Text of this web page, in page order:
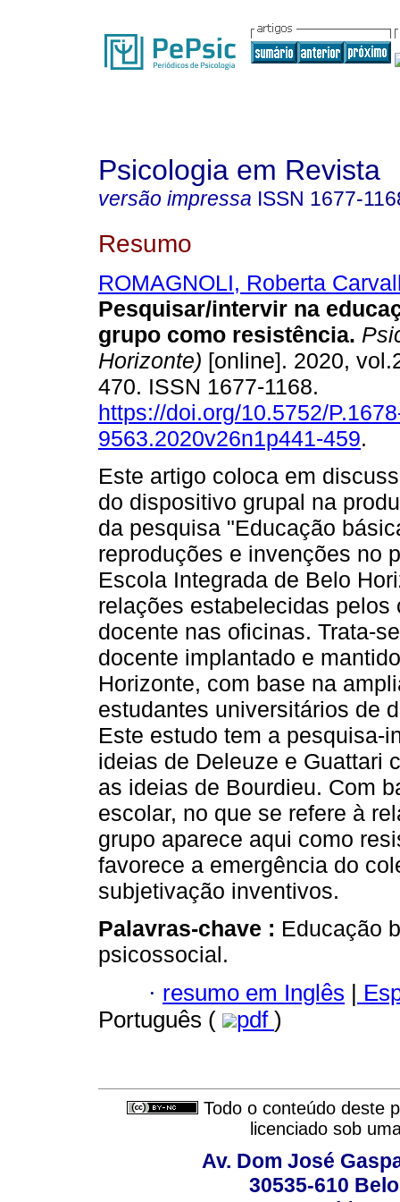
Psicologia em Revista
versão impressa ISSN 1677-
Resumo
ROMAGNOLI, Roberta
Pesquisar/intervir na
grupo como resistência.
Horizonte) [online]. 2020,
470. ISSN 1677-1168.
https://doi.org/10.5752/
9563.2020v26n1p441-459.
Este artigo coloca em
do dispositivo grupal na
da pesquisa "Educação
reproduções e invenções no
Escola Integrada de Belo
relações estabelecidas
docente nas oficinas. Trata-
docente implantado e
Horizonte, com base na
estudantes universitários de
Este estudo tem a pesquisa-
ideias de Deleuze e Guattari
as ideias de Bourdieu. Com
escolar, no que se refere à
grupo aparece aqui como
favorece a emergência do
subjetivação inventivos.
Palavras-chave : Educação
psicossocial.
· resumo em Inglês |
Português (
pdf )
Todo o conteúdo deste
licenciado sob
Av. Dom José
30535-610